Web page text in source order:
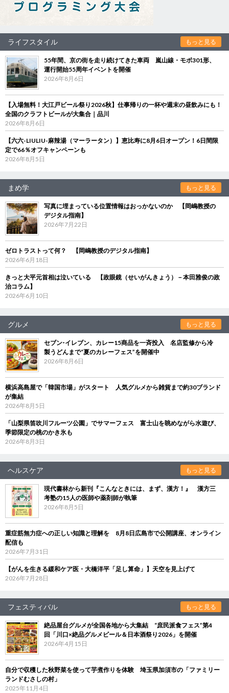
ライフスタイル もっと見る
55年間、京の街を走り続けてきた車両 嵐山線・モボ301形、
運行開始55周年イベントを開催
2026年8月6日
【入場無料！大江戸ビール祭り2026秋】仕事帰りの一杯や週末の昼飲みにも！
全国のクラフトビールが大集合｜品川
2026年8月6日
【六六-LIULIU-麻辣湯（マーラータン）】恵比寿に8月6日オープン！6日間限
定で66％オフキャンペーンも
2026年8月5日
まめ学 もっと見る
写真に埋まっている位置情報はおっかないのか 【岡嶋教授の
デジタル指南】
2026年7月22日
ゼロトラストって何？ 【岡嶋教授のデジタル指南】
2026年6月18日
きっと大平元首相は泣いている 【政眼鏡（せいがんきょう）－本田雅俊の政
治コラム】
2026年6月10日
グルメ もっと見る
セブン‐イレブン、カレー15商品を一斉投入 名店監修から冷
製うどんまで“夏のカレーフェス”を開催中
2026年8月6日
横浜高島屋で「韓国市場」がスタート 人気グルメから雑貨まで約30ブランド
が集結
2026年8月5日
「山梨県笛吹川フルーツ公園」でサマーフェス 富士山を眺めながら水遊び、
季節限定の桃のかき氷も
2026年8月3日
ヘルスケア もっと見る
現代書林から新刊『こんなときには、まず、漢方！』 漢方三
考塾の15人の医師や薬剤師が執筆
2026年8月5日
重症筋無力症への正しい知識と理解を 8月8日広島市で公開講座、オンライン
配信も
2026年7月31日
【がんを生きる緩和ケア医・大橋洋平「足し算命」】天空を見上げて
2026年7月28日
フェスティバル もっと見る
絶品屋台グルメが全国各地から大集結 “庶民派食フェス”第4
回「川口×絶品グルメビール＆日本酒祭り2026」を開催
2026年4月15日
自分で収穫した秋野菜を使って芋煮作りを体験 埼玉県加須市の「ファミリー
ランドむさしの村」
2025年11月4日